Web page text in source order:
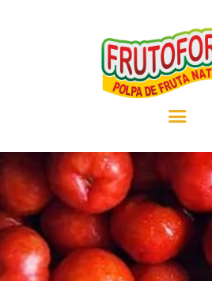
RECEITAS
NOTÍCIAS
CONTATO
REVENDEDOR
MOUSSE DE
COM POLPA DE